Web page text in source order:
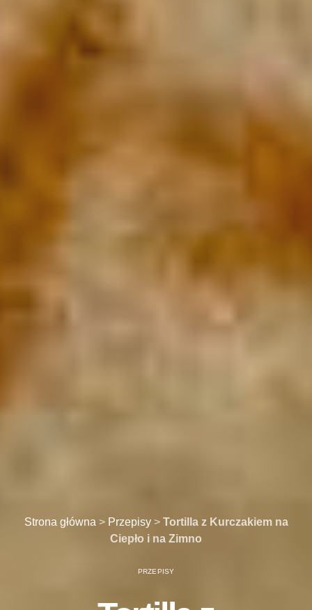
Strona główna > Przepisy> Tortilla z Kurczakiem na
Ciepło i na Zimno
PRZEPISY